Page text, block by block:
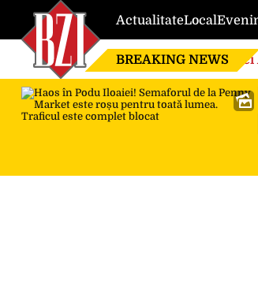
ActualitateLocal
BREAKING NEWS
de